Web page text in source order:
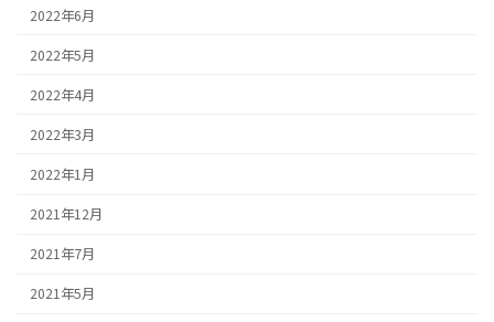
2022年6月
2022年5月
2022年4月
2022年3月
2022年1月
2021年12月
2021年7月
2021年5月